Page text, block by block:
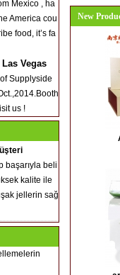
Mexico , ha
America cou
food, it’s fa
Vegas
Supplyside
us !
başarıyla beli
kalite ile
jellerin sağ
New